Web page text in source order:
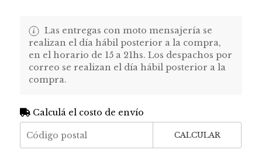
Las entregas con moto mensajería se
realizan el día hábil posterior a la compra,
en el horario de 15 a 21hs. Los despachos por
correo se realizan el día hábil posterior a la
compra.
Calculá el costo de envío
CALCULAR